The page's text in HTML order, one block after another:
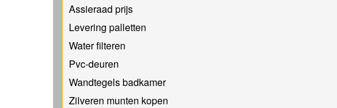
Assieraad prijs
Levering palletten
Water filteren
Pvc-deuren
Wandtegels badkamer
Zilveren munten kopen